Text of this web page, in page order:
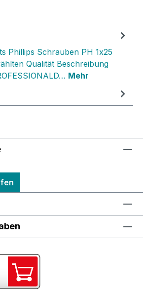
Phillips Schrauben PH 1x25
Qualität Beschreibung
Mehr